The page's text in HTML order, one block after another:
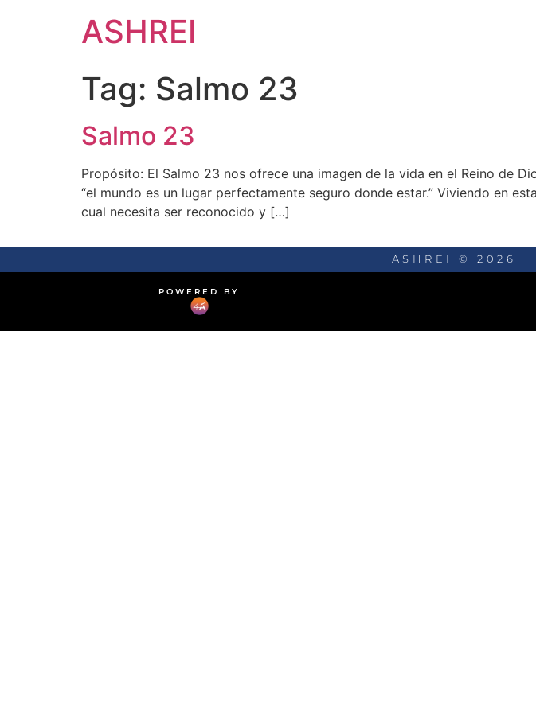
ASHREI
Tag: Salmo 23
Salmo 23
Propósito: El Salmo 23 nos ofrece una imagen de la vida en el Reino de
“el mundo es un lugar perfectamente seguro donde estar.” Viviendo en
cual necesita ser reconocido y […]
ASHREI © 2026
POWERED BY